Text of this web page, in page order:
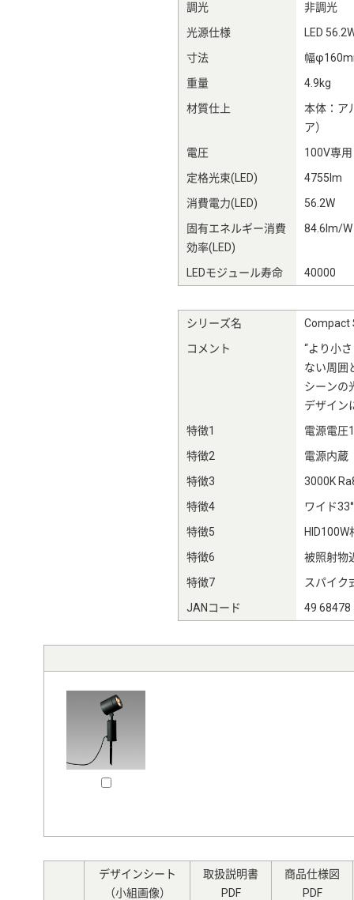
調光
非調光
光源仕様
LED
寸法
幅
重量
4.9kg
材質仕上
本体：ア
ア）
電圧
100V専用
定格光束(LED)
4755lm
消費電力(LED)
56.2W
固有エネルギー消費
効率(LED)
84.6lm/W
LEDモジュール寿命 40000
シリーズ名
Compact
コメント
“より小
ない周囲
シーンの
デザイン
特徴1
電源電圧
特徴2
電源内蔵
特徴3
3000K
特徴4
ワイド33°
特徴5
HID100W
特徴6
被照射物
特徴7
スパイク
JANコード
49 68478
デザインシート
（小組画像）
取扱説明書
PDF
商品仕様図
PDF